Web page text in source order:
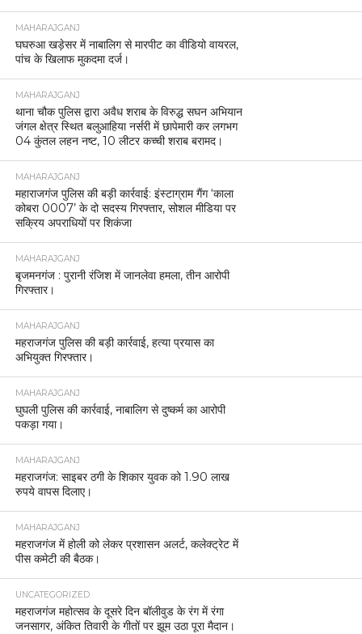
MAHARAJGANJ
घघरुआ खड़ेसर में नाबालिग से मारपीट का वीडियो वायरल,
पांच के खिलाफ मुकदमा दर्ज।
MAHARAJGANJ
थाना चौक पुलिस द्वारा अवैध शराब के विरुद्ध सघन अभियान
जंगल क्षेत्र स्थित बलुआहिया नर्सरी में छापेमारी कर लगभग
04 कुंतल लहन नष्ट, 10 लीटर कच्ची शराब बरामद।
MAHARAJGANJ
महाराजगंज पुलिस की बड़ी कार्रवाई: इंस्टाग्राम गैंग ‘काला
कोबरा 0007’ के दो सदस्य गिरफ्तार, सोशल मीडिया पर
सक्रिय अपराधियों पर शिकंजा
MAHARAJGANJ
बृजमनगंज : पुरानी रंजिश में जानलेवा हमला, तीन आरोपी
गिरफ्तार।
MAHARAJGANJ
महराजगंज पुलिस की बड़ी कार्रवाई, हत्या प्रयास का
अभियुक्त गिरफ्तार।
MAHARAJGANJ
घुघली पुलिस की कार्रवाई, नाबालिग से दुष्कर्म का आरोपी
पकड़ा गया।
MAHARAJGANJ
महराजगंज: साइबर ठगी के शिकार युवक को 1.90 लाख
रुपये वापस दिलाए।
MAHARAJGANJ
महराजगंज में होली को लेकर प्रशासन अलर्ट, कलेक्ट्रेट में
पीस कमेटी की बैठक।
UNCATEGORIZED
महराजगंज महोत्सव के दूसरे दिन बॉलीवुड के रंग में रंगा
जनसागर, अंकित तिवारी के गीतों पर झूम उठा पूरा मैदान।